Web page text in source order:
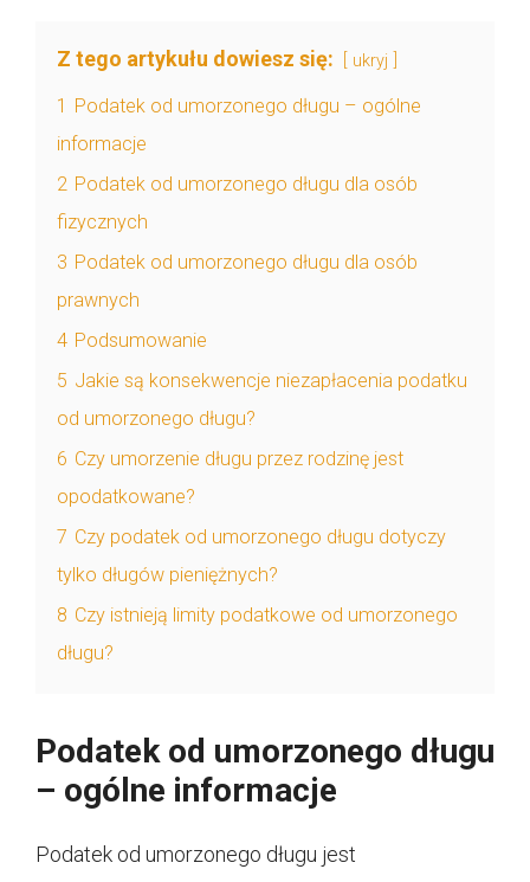
Z tego artykułu dowiesz się: ukryj
1 Podatek od umorzonego długu – ogólne
informacje
2 Podatek od umorzonego długu dla osób
fizycznych
3 Podatek od umorzonego długu dla osób
prawnych
4 Podsumowanie
5 Jakie są konsekwencje niezapłacenia podatku
od umorzonego długu?
6 Czy umorzenie długu przez rodzinę jest
opodatkowane?
7 Czy podatek od umorzonego długu dotyczy
tylko długów pieniężnych?
8 Czy istnieją limity podatkowe od umorzonego
długu?
Podatek od umorzonego długu
– ogólne informacje
Podatek od umorzonego długu jest